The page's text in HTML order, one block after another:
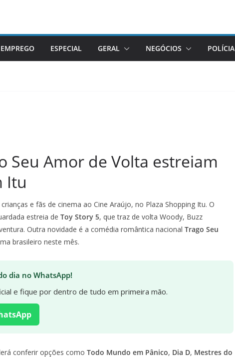
EMPREGO ESPECIAL GERAL NEGÓCIOS POLÍCIA
Seu Amor de Volta estreiam
Itu
e fãs de cinema ao Cine Araújo, no Plaza Shopping Itu. O
estreia de Toy Story 5, que traz de volta Woody, Buzz
Outra novidade é a comédia romântica nacional Trago Seu
brasileiro neste mês.
dia no WhatsApp!
e fique por dentro de tudo em primeira mão.
conferir opções como Todo Mundo em Pânico, Dia D, Mestres do